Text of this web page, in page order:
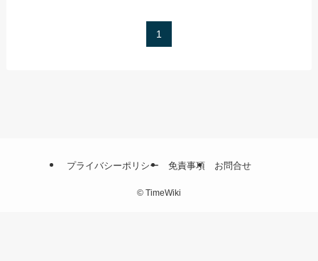
1
プライバシーポリシー 免責事項 お問合せ
© TimeWiki